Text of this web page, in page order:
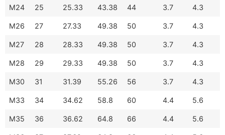
M24 25 25.33 43.38 44 3.7 4.3
M26 27 27.33 49.38 50 3.7 4.3
M27 28 28.33 49.38 50 3.7 4.3
M28 29 29.33 49.38 50 3.7 4.3
M30 31 31.39 55.26 56 3.7 4.3
M33 34 34.62 58.8 60 4.4 5.6
M35 36 36.62 64.8 66 4.4 5.6